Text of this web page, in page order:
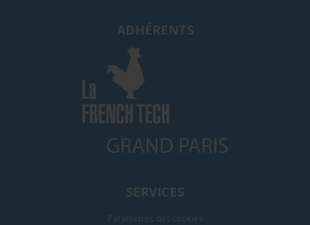
ADHÉRENTS
SERVICES
Paramètres des cookies